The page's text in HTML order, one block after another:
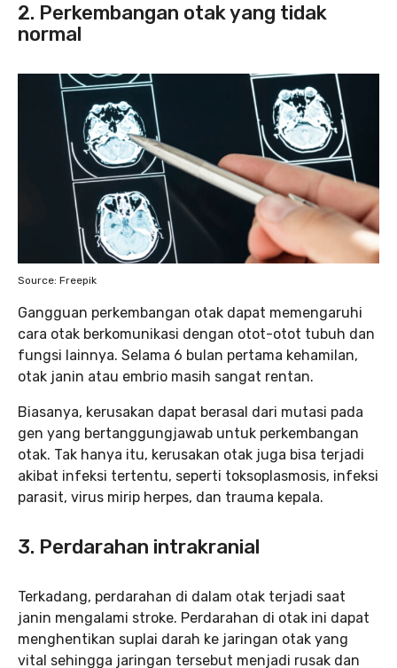
2. Perkembangan otak yang tidak
normal
Source: Freepik
Gangguan perkembangan otak dapat memengaruhi
cara otak berkomunikasi dengan otot-otot tubuh dan
fungsi lainnya. Selama 6 bulan pertama kehamilan,
otak janin atau embrio masih sangat rentan.
Biasanya, kerusakan dapat berasal dari mutasi pada
gen yang bertanggungjawab untuk perkembangan
otak. Tak hanya itu, kerusakan otak juga bisa terjadi
akibat infeksi tertentu, seperti toksoplasmosis, infeksi
parasit, virus mirip herpes, dan trauma kepala.
3. Perdarahan intrakranial
Terkadang, perdarahan di dalam otak terjadi saat
janin mengalami stroke. Perdarahan di otak ini dapat
menghentikan suplai darah ke jaringan otak yang
vital sehingga jaringan tersebut menjadi rusak dan